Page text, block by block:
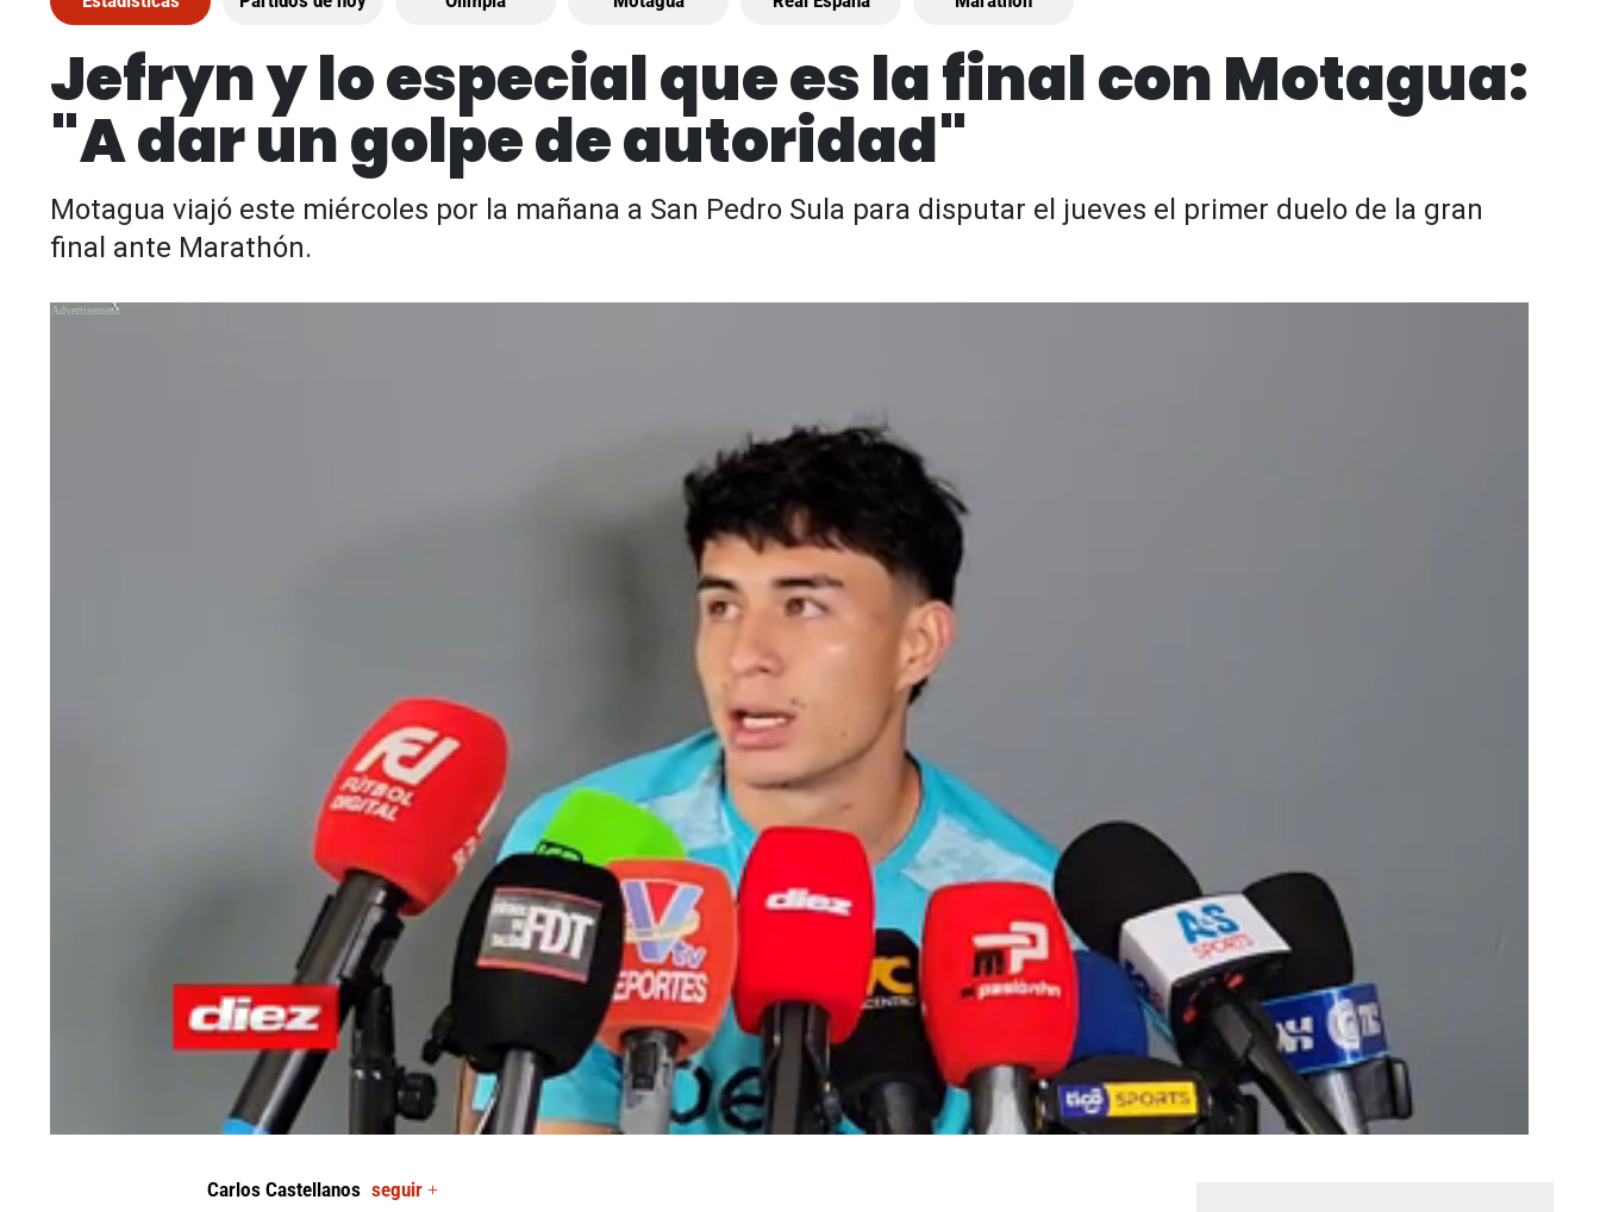
Jefryn y lo especial que es la final con Motagua:
"A dar un golpe de autoridad"
Motagua viajó este miércoles por la mañana a San Pedro Sula para disputar el jueves el primer duelo de la gran
final ante Marathón.
X
Carlos Castellanos seguir +